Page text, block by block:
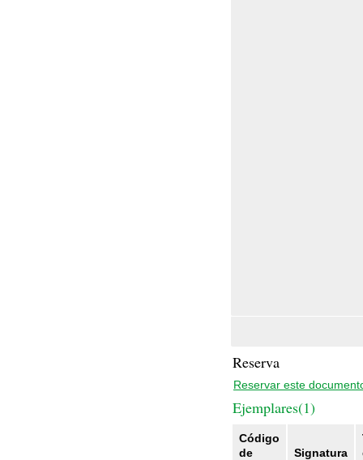
Reserva
Reservar este
Ejemplares(1)
Código
de
Signatura